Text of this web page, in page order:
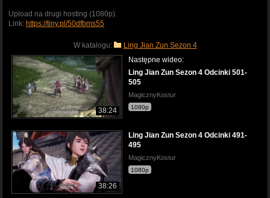
Upload na drugi hosting (1080p).
Link: https://tiny.pl/50dfbms55
W katalogu: Ling Jian Zun Sezon 4
38:24
Następne wideo:
Ling Jian Zun Sezon 4 Odcinki 501-
505
MagicznyKostur
1080p
38:26
Ling Jian Zun Sezon 4 Odcinki 491-
495
MagicznyKostur
1080p